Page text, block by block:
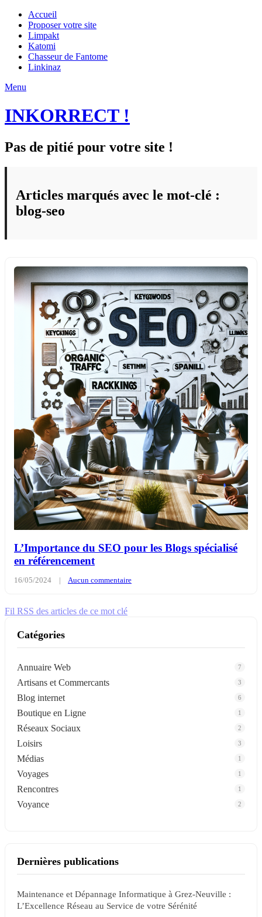
Accueil
Proposer votre site
Limpakt
Katomi
Chasseur de Fantome
Linkinaz
Menu
INKORRECT !
Pas de pitié pour votre site !
Articles marqués avec le mot-clé :
blog-seo
L’Importance du SEO pour les Blogs spécialisé
en référencement
16/05/2024 Aucun commentaire
Fil RSS des articles de ce mot clé
Catégories
Annuaire Web 7
Artisans et Commercants 3
Blog internet 6
Boutique en Ligne 1
Réseaux Sociaux 2
Loisirs 3
Médias 1
Voyages 1
Rencontres 1
Voyance 2
Dernières publications
Maintenance et Dépannage Informatique à Grez-Neuville :
L’Excellence Réseau au Service de votre Sérénité